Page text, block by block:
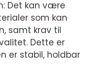
Det kan være
som kan
samt krav til
Dette er
er stabil, holdbar